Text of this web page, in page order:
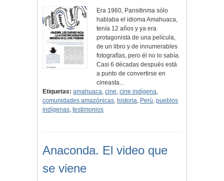
Era 1960, Pansitinma sólo
hablaba el idioma Amahuaca,
tenía 12 años y ya era
protagonista de una película,
de un libro y de innumerables
fotografías, pero él no lo sabía.
Casi 6 décadas después está
a punto de convertirse en
cineasta...
Etiquetas: amahuaca, cine, cine indígena,
comunidades amazónicas, historia, Perú, pueblos
indígenas, testimonios
Anaconda. El video que
se viene